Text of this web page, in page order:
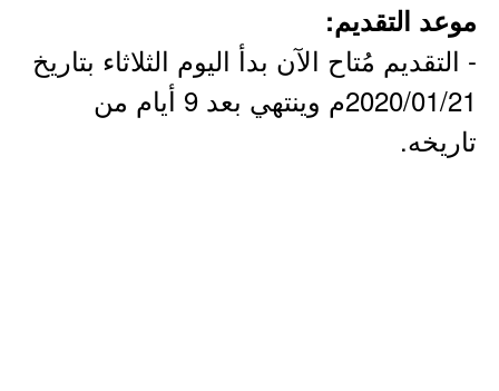
موعد التقديم:
- التقديم مُتاح الآن بدأ اليوم الثلاثاء بتاريخ
2020/01/21م وينتهي بعد 9 أيام من
تاريخه.